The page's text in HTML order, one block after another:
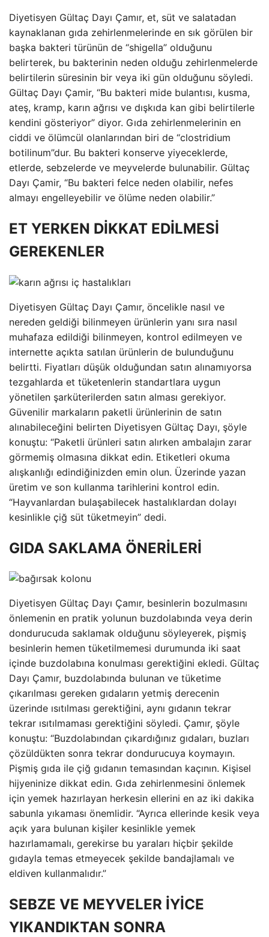
Diyetisyen Gültaç Dayı Çamır, et, süt ve salatadan
kaynaklanan gıda zehirlenmelerinde en sık görülen bir
başka bakteri türünün de “shigella” olduğunu
belirterek, bu bakterinin neden olduğu zehirlenmelerde
belirtilerin süresinin bir veya iki gün olduğunu söyledi.
Gültaç Dayı Çamir, “Bu bakteri mide bulantısı, kusma,
ateş, kramp, karın ağrısı ve dışkıda kan gibi belirtilerle
kendini gösteriyor” diyor. Gıda zehirlenmelerinin en
ciddi ve ölümcül olanlarından biri de “clostridium
botilinum”dur. Bu bakteri konserve yiyeceklerde,
etlerde, sebzelerde ve meyvelerde bulunabilir. Gültaç
Dayı Çamir, “Bu bakteri felce neden olabilir, nefes
almayı engelleyebilir ve ölüme neden olabilir.”
ET YERKEN DİKKAT EDİLMESİ
GEREKENLER
Diyetisyen Gültaç Dayı Çamır, öncelikle nasıl ve
nereden geldiği bilinmeyen ürünlerin yanı sıra nasıl
muhafaza edildiği bilinmeyen, kontrol edilmeyen ve
internette açıkta satılan ürünlerin de bulunduğunu
belirtti. Fiyatları düşük olduğundan satın alınamıyorsa
tezgahlarda et tüketenlerin standartlara uygun
yönetilen şarküterilerden satın alması gerekiyor.
Güvenilir markaların paketli ürünlerinin de satın
alınabileceğini belirten Diyetisyen Gültaç Dayı, şöyle
konuştu: “Paketli ürünleri satın alırken ambalajın zarar
görmemiş olmasına dikkat edin. Etiketleri okuma
alışkanlığı edindiğinizden emin olun. Üzerinde yazan
üretim ve son kullanma tarihlerini kontrol edin.
“Hayvanlardan bulaşabilecek hastalıklardan dolayı
kesinlikle çiğ süt tüketmeyin” dedi.
GIDA SAKLAMA ÖNERİLERİ
Diyetisyen Gültaç Dayı Çamır, besinlerin bozulmasını
önlemenin en pratik yolunun buzdolabında veya derin
dondurucuda saklamak olduğunu söyleyerek, pişmiş
besinlerin hemen tüketilmemesi durumunda iki saat
içinde buzdolabına konulması gerektiğini ekledi. Gültaç
Dayı Çamır, buzdolabında bulunan ve tüketime
çıkarılması gereken gıdaların yetmiş derecenin
üzerinde ısıtılması gerektiğini, aynı gıdanın tekrar
tekrar ısıtılmaması gerektiğini söyledi. Çamır, şöyle
konuştu: “Buzdolabından çıkardığınız gıdaları, buzları
çözüldükten sonra tekrar dondurucuya koymayın.
Pişmiş gıda ile çiğ gıdanın temasından kaçının. Kişisel
hijyeninize dikkat edin. Gıda zehirlenmesini önlemek
için yemek hazırlayan herkesin ellerini en az iki dakika
sabunla yıkaması önemlidir. “Ayrıca ellerinde kesik veya
açık yara bulunan kişiler kesinlikle yemek
hazırlamamalı, gerekirse bu yaraları hiçbir şekilde
gıdayla temas etmeyecek şekilde bandajlamalı ve
eldiven kullanmalıdır.”
SEBZE VE MEYVELER İYİCE
YIKANDIKTAN SONRA